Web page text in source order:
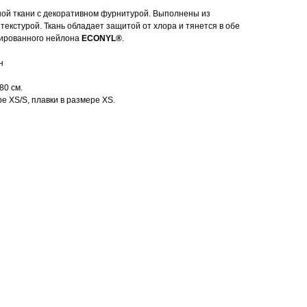
ткани с декоративном фурнитурой. Выполнены из
Ткань обладает защитой от хлора и тянется в обе
нейлона ECONYL®.
см.
XS/S, плавки в размере XS.